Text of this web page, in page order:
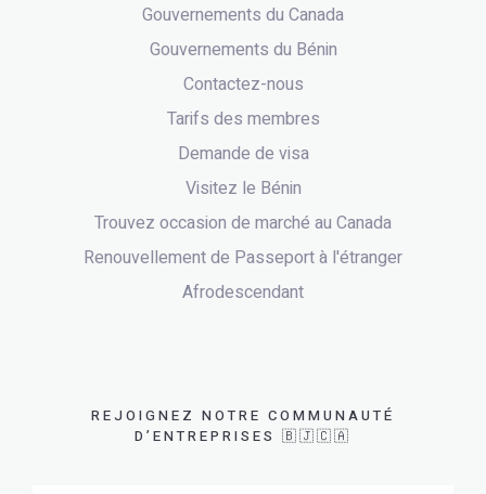
Gouvernements du Canada
Gouvernements du Bénin
Contactez-nous
Tarifs des membres
Demande de visa
Visitez le Bénin
Trouvez occasion de marché au Canada
Renouvellement de Passeport à l'étranger
Afrodescendant
REJOIGNEZ NOTRE COMMUNAUTÉ
D’ENTREPRISES 🇧🇯🇨🇦